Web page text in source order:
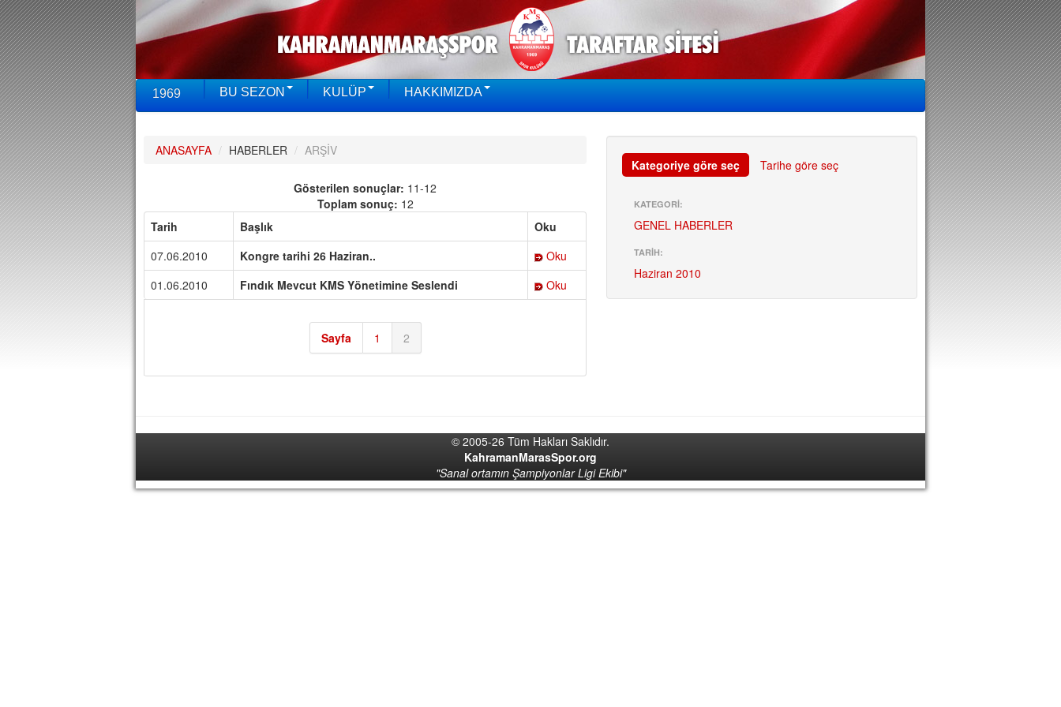
1969 BU SEZON KULÜP HAKKIMIZDA
ANASAYFA / HABERLER / ARŞİV
Gösterilen sonuçlar: 11-12
Toplam sonuç: 12
Tarih
Başlık Oku
Sayfa 1 2
07.06.2010 Kongre tarihi 26 Haziran..
Oku
01.06.2010
Fındık Mevcut KMS Yönetimine Seslendi Oku
Kategoriye göre seç Tarihe göre seç
KATEGORİ:
GENEL HABERLER
TARİH:
Haziran 2010
© 2005-26 Tüm Hakları Saklıdır.
KahramanMarasSpor.org
"Sanal ortamın Şampiyonlar Ligi Ekibi"